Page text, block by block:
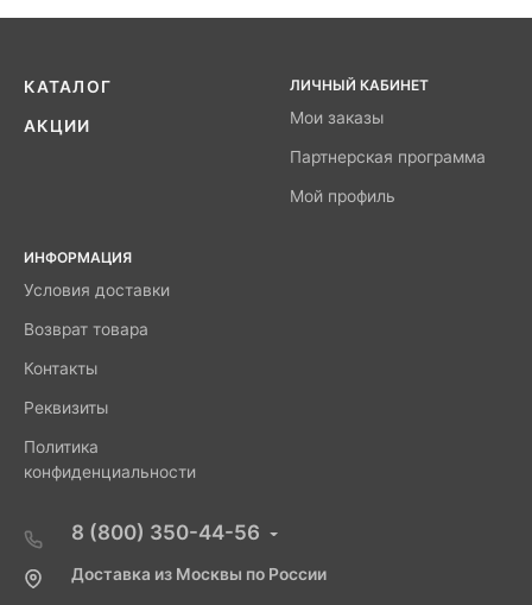
КАТАЛОГ
АКЦИИ
ЛИЧНЫЙ КАБИНЕТ
Мои заказы
Партнерская программа
Мой профиль
ИНФОРМАЦИЯ
Условия доставки
Возврат товара
Контакты
Реквизиты
Политика
конфиденциальности
8 (800) 350-44-56
Доставка из Москвы по России